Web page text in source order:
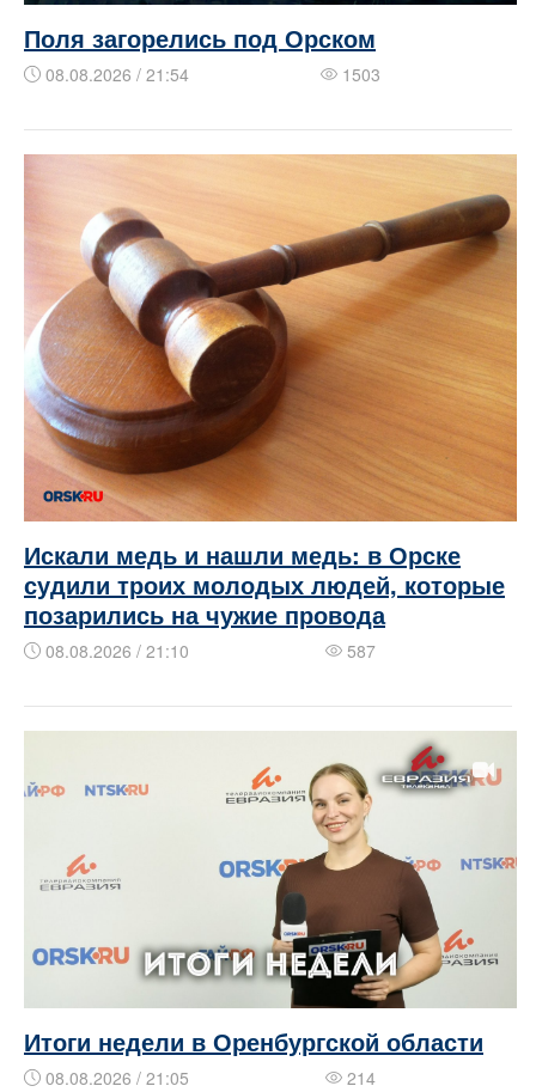
Поля загорелись под Орском
08.08.2026 / 21:54 1503
Искали медь и нашли медь: в Орске
судили троих молодых людей, которые
позарились на чужие провода
08.08.2026 / 21:10 587
Итоги недели в Оренбургской области
08.08.2026 / 21:05 214